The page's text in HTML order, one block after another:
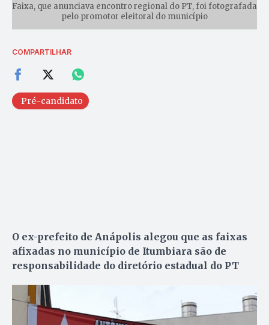
Faixa, que anunciava encontro regional do PT, foi fotografada
pelo promotor eleitoral do município
COMPARTILHAR
Pré-candidato
O ex-prefeito de Anápolis alegou que as faixas
afixadas no município de Itumbiara são de
responsabilidade do diretório estadual do PT